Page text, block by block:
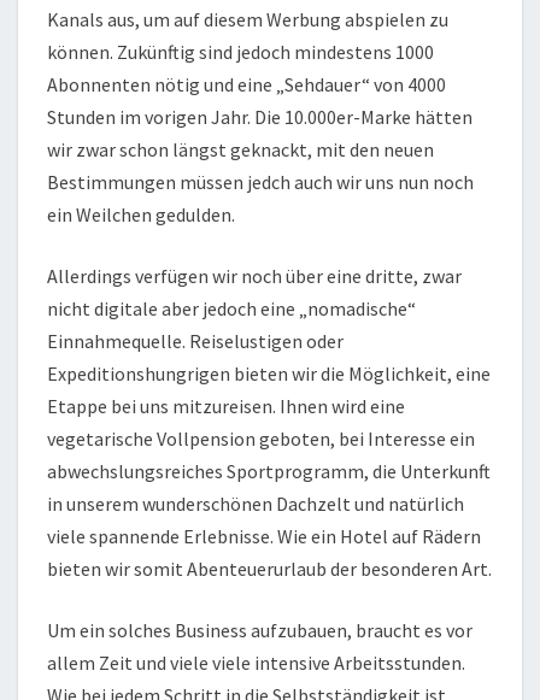
Kanals aus, um auf diesem Werbung abspielen zu
können. Zukünftig sind jedoch mindestens 1000
Abonnenten nötig und eine „Sehdauer“ von 4000
Stunden im vorigen Jahr. Die 10.000er-Marke hätten
wir zwar schon längst geknackt, mit den neuen
Bestimmungen müssen jedch auch wir uns nun noch
ein Weilchen gedulden.
Allerdings verfügen wir noch über eine dritte, zwar
nicht digitale aber jedoch eine „nomadische“
Einnahmequelle. Reiselustigen oder
Expeditionshungrigen bieten wir die Möglichkeit, eine
Etappe bei uns mitzureisen. Ihnen wird eine
vegetarische Vollpension geboten, bei Interesse ein
abwechslungsreiches Sportprogramm, die Unterkunft
in unserem wunderschönen Dachzelt und natürlich
viele spannende Erlebnisse. Wie ein Hotel auf Rädern
bieten wir somit Abenteuerurlaub der besonderen Art.
Um ein solches Business aufzubauen, braucht es vor
allem Zeit und viele viele intensive Arbeitsstunden.
Wie bei jedem Schritt in die Selbstständigkeit ist